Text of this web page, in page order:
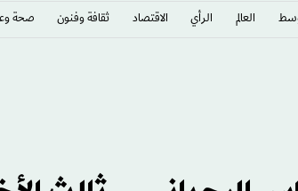
العالم الرأي الاقتصاد ثقافة وفنون صحة